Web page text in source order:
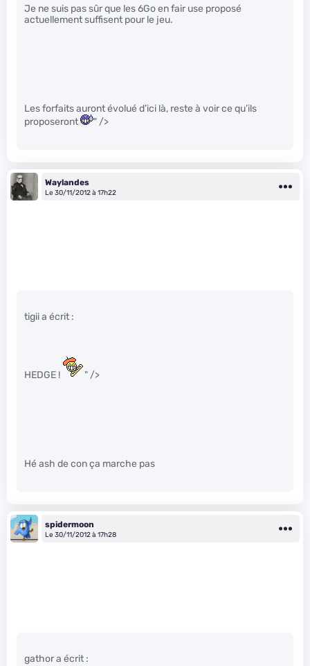
Je ne suis pas sûr que les 6Go en fair use proposé
actuellement suffisent pour le jeu.
Les forfaits auront évolué d’ici là, reste à voir ce qu’ils
proposeront
" />
Waylandes
Le 30/11/2012 à 17h22
tigii a écrit :
HEDGE ! " />
Hé ash de con ça marche pas
spidermoon
Le 30/11/2012 à 17h28
gathor a écrit :